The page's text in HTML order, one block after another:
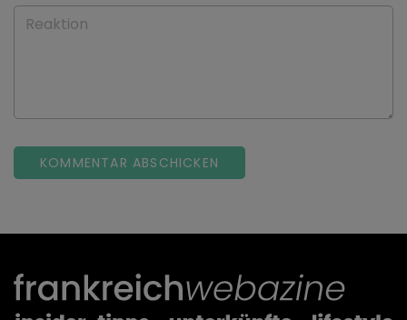
Reaktion